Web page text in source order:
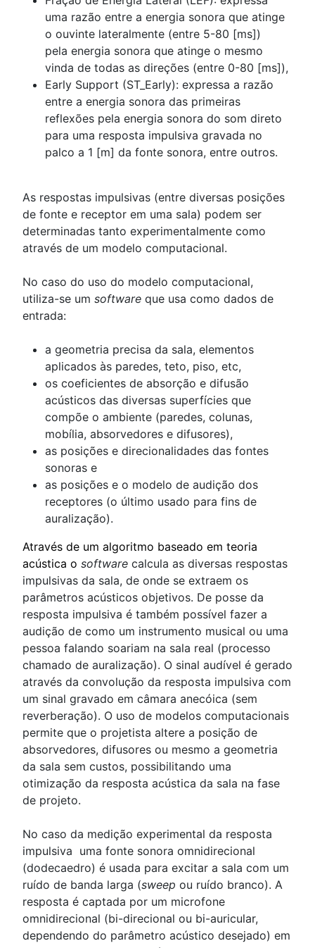
uma razão entre a energia sonora que atinge
o ouvinte lateralmente (entre 5-80 [ms])
pela energia sonora que atinge o mesmo
vinda de todas as direções (entre 0-80 [ms]),
Early Support (ST_Early): expressa a razão
entre a energia sonora das primeiras
reflexões pela energia sonora do som direto
para uma resposta impulsiva gravada no
palco a 1 [m] da fonte sonora, entre outros.
As respostas impulsivas (entre diversas posições
de fonte e receptor em uma sala) podem ser
determinadas tanto experimentalmente como
através de um modelo computacional.
No caso do uso do modelo computacional,
utiliza-se um software que usa como dados de
entrada:
a geometria precisa da sala, elementos
aplicados às paredes, teto, piso, etc,
os coeficientes de absorção e difusão
acústicos das diversas superfícies que
compõe o ambiente (paredes, colunas,
mobília, absorvedores e difusores),
as posições e direcionalidades das fontes
sonoras e
as posições e o modelo de audição dos
receptores (o último usado para fins de
auralização).
Através de um algoritmo baseado em teoria
acústica o software calcula as diversas respostas
impulsivas da sala, de onde se extraem os
parâmetros acústicos objetivos. De posse da
resposta impulsiva é também possível fazer a
audição de como um instrumento musical ou uma
pessoa falando soariam na sala real (processo
chamado de auralização). O sinal audível é gerado
através da convolução da resposta impulsiva com
um sinal gravado em câmara anecóica (sem
reverberação). O uso de modelos computacionais
permite que o projetista altere a posição de
absorvedores, difusores ou mesmo a geometria
da sala sem custos, possibilitando uma
otimização da resposta acústica da sala na fase
de projeto.
No caso da medição experimental da resposta
impulsiva uma fonte sonora omnidirecional
(dodecaedro) é usada para excitar a sala com um
ruído de banda larga (sweep ou ruído branco). A
resposta é captada por um microfone
omnidirecional (bi-direcional ou bi-auricular,
dependendo do parâmetro acústico desejado) em